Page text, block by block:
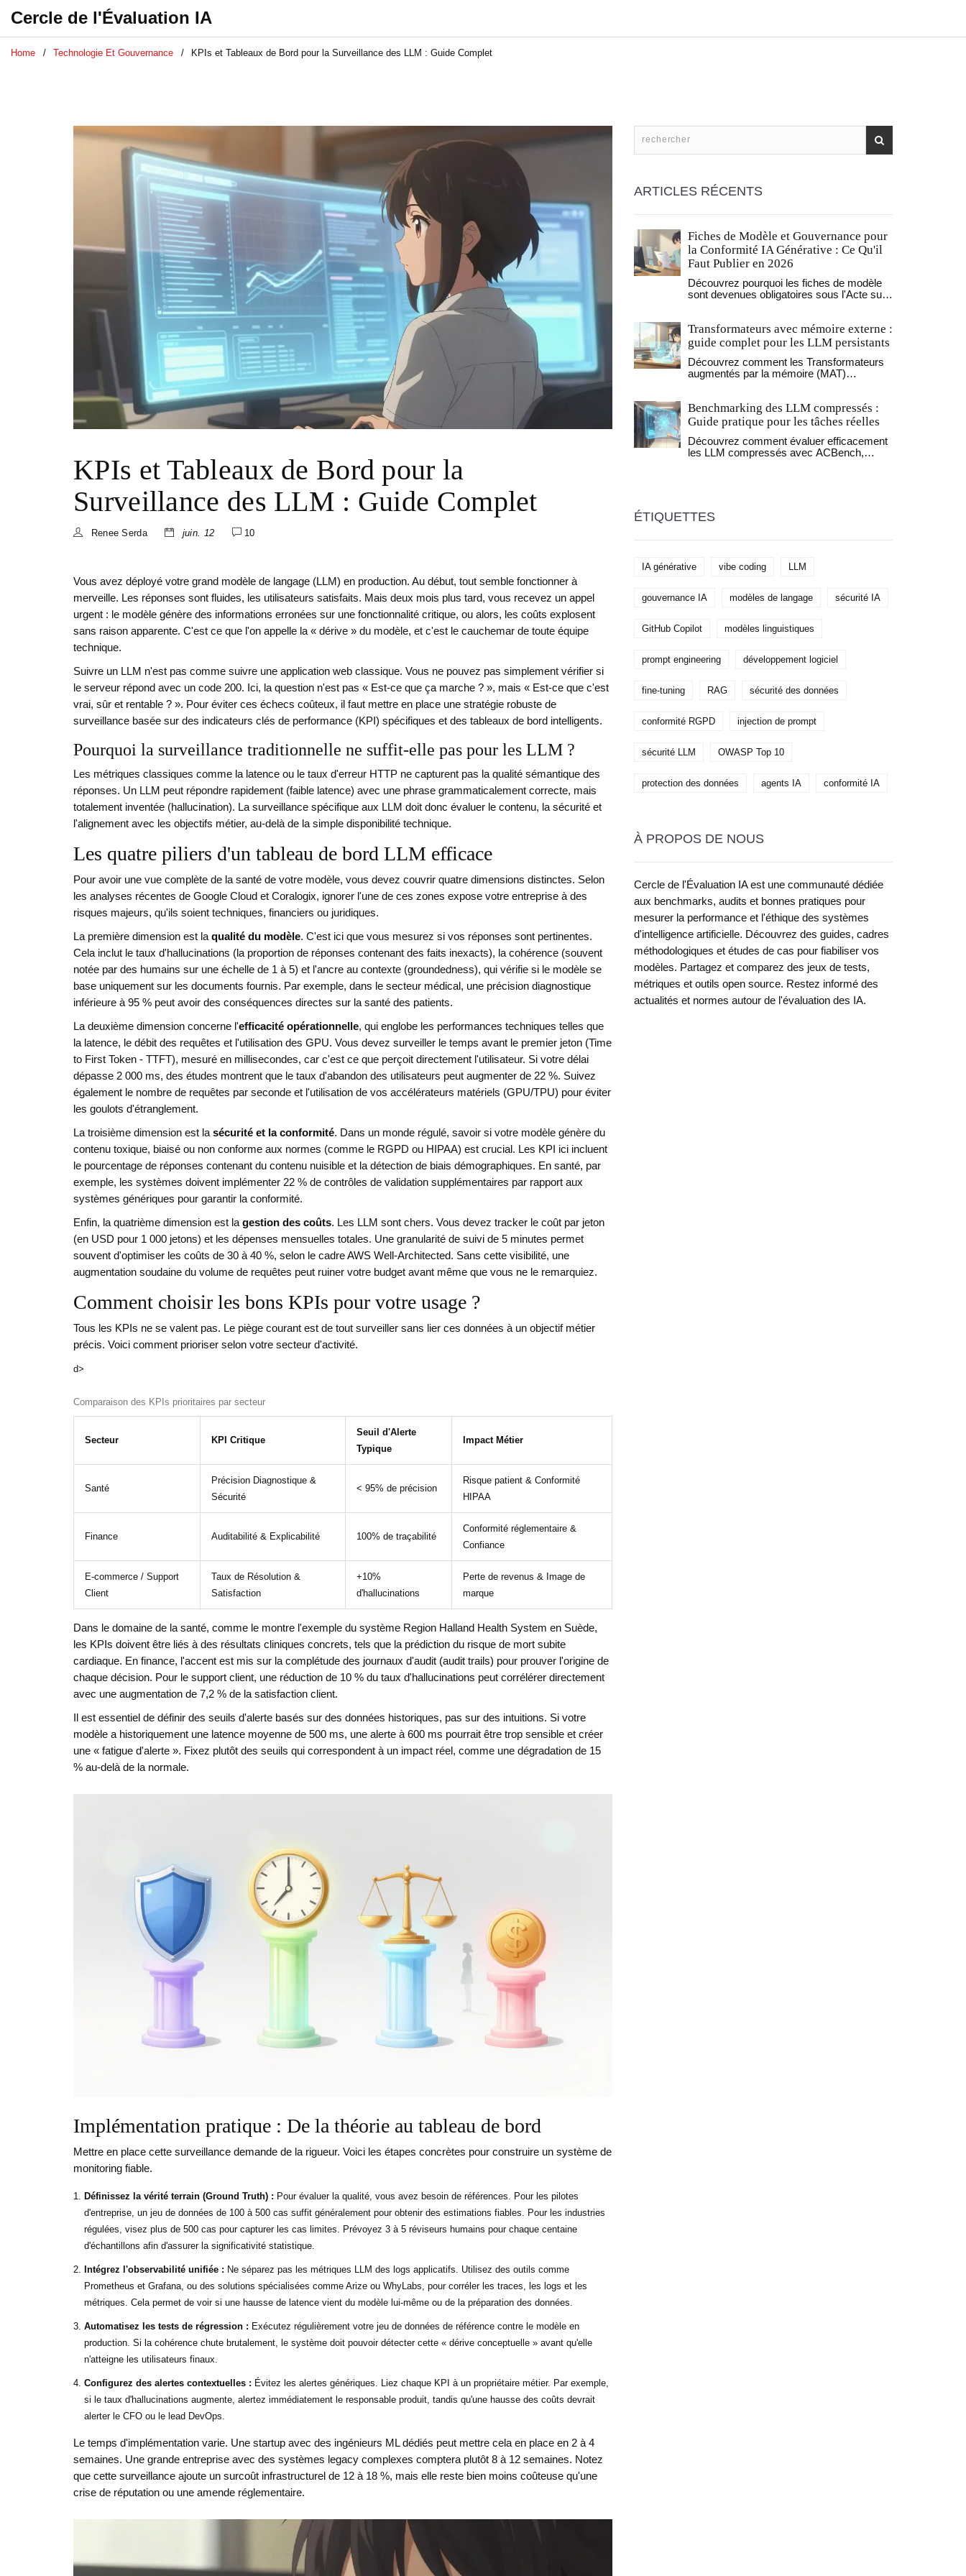
Cercle de l'Évaluation IA
Home Technologie Et Gouvernance KPIs et Tableaux de Bord pour la Surveillance des LLM : Guide Complet
KPIs et Tableaux de Bord pour la
Surveillance des LLM : Guide Complet
Renee Serda juin. 12 10
Vous avez déployé votre grand modèle de langage (LLM) en production. Au début, tout semble fonctionner à
merveille. Les réponses sont fluides, les utilisateurs satisfaits. Mais deux mois plus tard, vous recevez un appel
urgent : le modèle génère des informations erronées sur une fonctionnalité critique, ou alors, les coûts explosent
sans raison apparente. C'est ce que l'on appelle la « dérive » du modèle, et c'est le cauchemar de toute équipe
technique.
Suivre un LLM n'est pas comme suivre une application web classique. Vous ne pouvez pas simplement vérifier si
le serveur répond avec un code 200. Ici, la question n'est pas « Est-ce que ça marche ? », mais « Est-ce que c'est
vrai, sûr et rentable ? ». Pour éviter ces échecs coûteux, il faut mettre en place une stratégie robuste de
surveillance basée sur des indicateurs clés de performance (KPI) spécifiques et des tableaux de bord intelligents.
Pourquoi la surveillance traditionnelle ne suffit-elle pas pour les LLM ?
Les métriques classiques comme la latence ou le taux d'erreur HTTP ne capturent pas la qualité sémantique des
réponses. Un LLM peut répondre rapidement (faible latence) avec une phrase grammaticalement correcte, mais
totalement inventée (hallucination). La surveillance spécifique aux LLM doit donc évaluer le contenu, la sécurité et
l'alignement avec les objectifs métier, au-delà de la simple disponibilité technique.
Les quatre piliers d'un tableau de bord LLM efficace
Pour avoir une vue complète de la santé de votre modèle, vous devez couvrir quatre dimensions distinctes. Selon
les analyses récentes de Google Cloud et Coralogix, ignorer l'une de ces zones expose votre entreprise à des
risques majeurs, qu'ils soient techniques, financiers ou juridiques.
La première dimension est la qualité du modèle. C'est ici que vous mesurez si vos réponses sont pertinentes.
Cela inclut le taux d'hallucinations (la proportion de réponses contenant des faits inexacts), la cohérence (souvent
notée par des humains sur une échelle de 1 à 5) et l'ancre au contexte (groundedness), qui vérifie si le modèle se
base uniquement sur les documents fournis. Par exemple, dans le secteur médical, une précision diagnostique
inférieure à 95 % peut avoir des conséquences directes sur la santé des patients.
La deuxième dimension concerne l'efficacité opérationnelle, qui englobe les performances techniques telles que
la latence, le débit des requêtes et l'utilisation des GPU. Vous devez surveiller le temps avant le premier jeton (Time
to First Token - TTFT), mesuré en millisecondes, car c'est ce que perçoit directement l'utilisateur. Si votre délai
dépasse 2 000 ms, des études montrent que le taux d'abandon des utilisateurs peut augmenter de 22 %. Suivez
également le nombre de requêtes par seconde et l'utilisation de vos accélérateurs matériels (GPU/TPU) pour éviter
les goulots d'étranglement.
La troisième dimension est la sécurité et la conformité. Dans un monde régulé, savoir si votre modèle génère du
contenu toxique, biaisé ou non conforme aux normes (comme le RGPD ou HIPAA) est crucial. Les KPI ici incluent
le pourcentage de réponses contenant du contenu nuisible et la détection de biais démographiques. En santé, par
exemple, les systèmes doivent implémenter 22 % de contrôles de validation supplémentaires par rapport aux
systèmes génériques pour garantir la conformité.
Enfin, la quatrième dimension est la gestion des coûts. Les LLM sont chers. Vous devez tracker le coût par jeton
(en USD pour 1 000 jetons) et les dépenses mensuelles totales. Une granularité de suivi de 5 minutes permet
souvent d'optimiser les coûts de 30 à 40 %, selon le cadre AWS Well-Architected. Sans cette visibilité, une
augmentation soudaine du volume de requêtes peut ruiner votre budget avant même que vous ne le remarquiez.
Comment choisir les bons KPIs pour votre usage ?
Tous les KPIs ne se valent pas. Le piège courant est de tout surveiller sans lier ces données à un objectif métier
précis. Voici comment prioriser selon votre secteur d'activité.
d>
Comparaison des KPIs prioritaires par secteur
Secteur KPI Critique
Seuil d'Alerte
Typique
Impact Métier
Santé
Précision Diagnostique &
Sécurité
< 95% de précision
Risque patient & Conformité
HIPAA
Finance Auditabilité & Explicabilité 100% de traçabilité
Conformité réglementaire &
Confiance
E-commerce / Support
Client
Taux de Résolution &
Satisfaction
+10%
d'hallucinations
Perte de revenus & Image de
marque
Dans le domaine de la santé, comme le montre l'exemple du système Region Halland Health System en Suède,
les KPIs doivent être liés à des résultats cliniques concrets, tels que la prédiction du risque de mort subite
cardiaque. En finance, l'accent est mis sur la complétude des journaux d'audit (audit trails) pour prouver l'origine de
chaque décision. Pour le support client, une réduction de 10 % du taux d'hallucinations peut corrélérer directement
avec une augmentation de 7,2 % de la satisfaction client.
Il est essentiel de définir des seuils d'alerte basés sur des données historiques, pas sur des intuitions. Si votre
modèle a historiquement une latence moyenne de 500 ms, une alerte à 600 ms pourrait être trop sensible et créer
une « fatigue d'alerte ». Fixez plutôt des seuils qui correspondent à un impact réel, comme une dégradation de 15
% au-delà de la normale.
Implémentation pratique : De la théorie au tableau de bord
Mettre en place cette surveillance demande de la rigueur. Voici les étapes concrètes pour construire un système de
monitoring fiable.
Définissez la vérité terrain (Ground Truth) : Pour évaluer la qualité, vous avez besoin de références. Pour les pilotes
d'entreprise, un jeu de données de 100 à 500 cas suffit généralement pour obtenir des estimations fiables. Pour les industries
régulées, visez plus de 500 cas pour capturer les cas limites. Prévoyez 3 à 5 réviseurs humains pour chaque centaine
d'échantillons afin d'assurer la significativité statistique.
Intégrez l'observabilité unifiée : Ne séparez pas les métriques LLM des logs applicatifs. Utilisez des outils comme
Prometheus et Grafana, ou des solutions spécialisées comme Arize ou WhyLabs, pour corréler les traces, les logs et les
métriques. Cela permet de voir si une hausse de latence vient du modèle lui-même ou de la préparation des données.
Automatisez les tests de régression : Exécutez régulièrement votre jeu de données de référence contre le modèle en
production. Si la cohérence chute brutalement, le système doit pouvoir détecter cette « dérive conceptuelle » avant qu'elle
n'atteigne les utilisateurs finaux.
Configurez des alertes contextuelles : Évitez les alertes génériques. Liez chaque KPI à un propriétaire métier. Par exemple,
si le taux d'hallucinations augmente, alertez immédiatement le responsable produit, tandis qu'une hausse des coûts devrait
alerter le CFO ou le lead DevOps.
Le temps d'implémentation varie. Une startup avec des ingénieurs ML dédiés peut mettre cela en place en 2 à 4
semaines. Une grande entreprise avec des systèmes legacy complexes comptera plutôt 8 à 12 semaines. Notez
que cette surveillance ajoute un surcoût infrastructurel de 12 à 18 %, mais elle reste bien moins coûteuse qu'une
crise de réputation ou une amende réglementaire.
ARTICLES RÉCENTS
Fiches de Modèle et Gouvernance pour
la Conformité IA Générative : Ce Qu'il
Faut Publier en 2026
Découvrez pourquoi les fiches de modèle
sont devenues obligatoires sous l'Acte sur
efficace pour prouver la conformité de vos
systèmes d'intelligence artificielle.
Transformateurs avec mémoire externe :
guide complet pour les LLM persistants
Découvrez comment les Transformateurs
augmentés par la mémoire (MAT)
architectures Titans, LM2 et MemGPT.
Benchmarking des LLM compressés :
Guide pratique pour les tâches réelles
Découvrez comment évaluer efficacement
les LLM compressés avec ACBench,
ÉTIQUETTES
IA générative vibe coding LLM
gouvernance IA modèles de langage sécurité IA
GitHub Copilot modèles linguistiques
prompt engineering développement logiciel
fine-tuning RAG sécurité des données
conformité RGPD injection de prompt
sécurité LLM OWASP Top 10
protection des données agents IA conformité IA
À PROPOS DE NOUS
Cercle de l'Évaluation IA est une communauté dédiée
aux benchmarks, audits et bonnes pratiques pour
mesurer la performance et l'éthique des systèmes
d'intelligence artificielle. Découvrez des guides, cadres
méthodologiques et études de cas pour fiabiliser vos
modèles. Partagez et comparez des jeux de tests,
métriques et outils open source. Restez informé des
actualités et normes autour de l'évaluation des IA.